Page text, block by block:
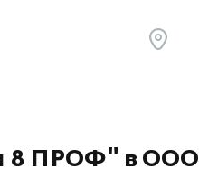
8 ПРОФ" в ООО